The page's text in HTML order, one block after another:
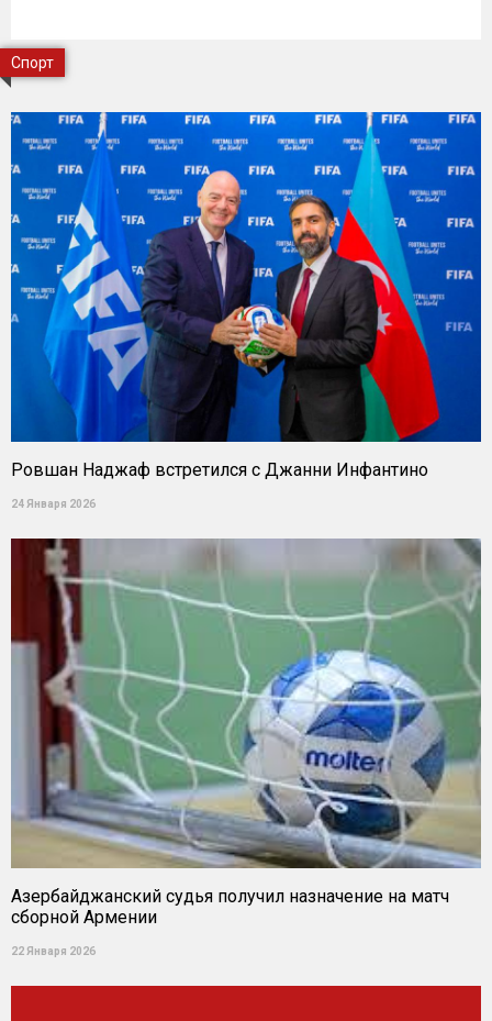
Спорт
Ровшан Наджаф встретился с Джанни Инфантино
24 Января 2026
Азербайджанский судья получил назначение на матч
сборной Армении
22 Января 2026